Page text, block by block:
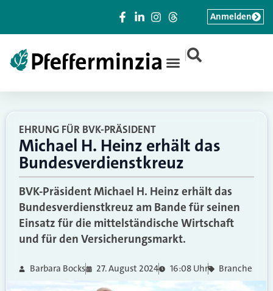
|
Anmelden
EHRUNG FÜR BVK-PRÄSIDENT
Michael H. Heinz erhält das
Bundesverdienstkreuz
BVK-Präsident Michael H. Heinz erhält das
Bundesverdienstkreuz am Bande für seinen
Einsatz für die mittelständische Wirtschaft
und für den Versicherungsmarkt.
Barbara Bocks 27. August 2024 16:08 Uhr Branche